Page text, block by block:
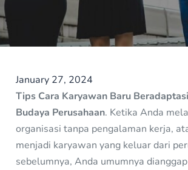
January 27, 2024
Tips Cara Karyawan Baru
Budaya Perusahaan. Ketika Anda
organisasi tanpa pengalaman kerja,
menjadi karyawan yang keluar dari
sebelumnya, Anda umumnya